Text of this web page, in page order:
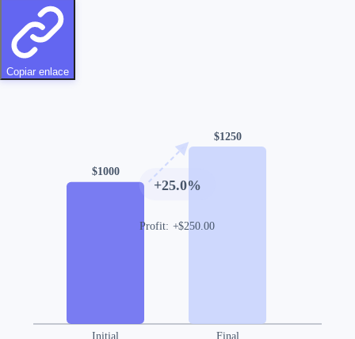
Copiar enlace
$1000
Initial
$1250
Final
+25.0%
Profit: +$250.00